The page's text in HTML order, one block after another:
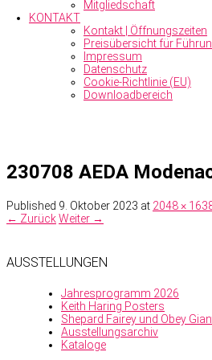
Mitgliedschaft
KONTAKT
Kontakt | Öffnungszeiten
Preisübersicht für
Impressum
Datenschutz
Cookie-Richtlinie (EU)
Downloadbereich
230708 AEDA
Published 9. Oktober 2023 at 2048 ×
← ZurückWeiter →
AUSSTELLUNGEN
Jahresprogramm 2026
Keith Haring Posters
Shepard Fairey und Obey
Ausstellungsarchiv
Kataloge